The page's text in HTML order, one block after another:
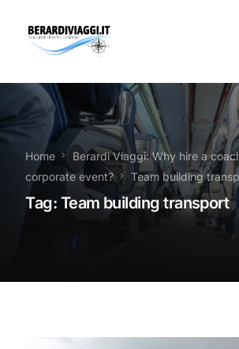
Home
Berardi Viaggi: Why hire a
corporate event?
Team building
Tag: Team building transport
Chi Siamo
Noleggio
Autobus servizi
Vacanze Viaggi